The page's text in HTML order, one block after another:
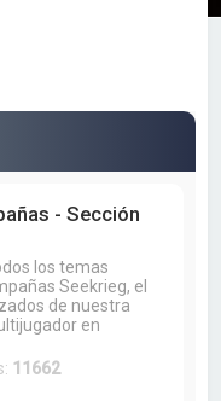
a
- Sección
los temas
Seekrieg, el
de nuestra
en
11662